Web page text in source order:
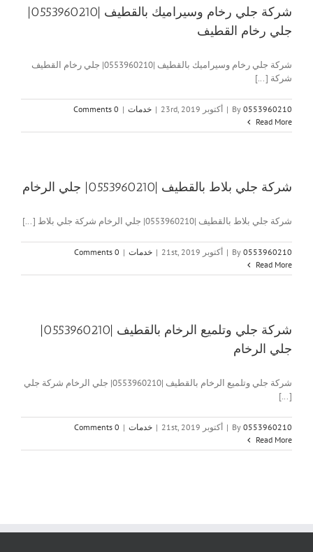
شركة جلي رخام وسيراميك بالقطيف |0553960210|
جلي رخام القطيف
شركة جلي رخام وسيراميك بالقطيف |0553960210| جلي رخام القطيف
شركة [...]
By 0553960210
| أكتوبر 23rd, 2019 | خدمات |
0 Comments
Read More
شركة جلي بلاط بالقطيف |0553960210| جلي الرخام
شركة جلي بلاط بالقطيف |0553960210| جلي الرخام شركة جلي بلاط [...]
By 0553960210
| أكتوبر 21st, 2019 | خدمات |
0 Comments
Read More
شركة جلي وتلميع الرخام بالقطيف |0553960210|
جلي الرخام
شركة جلي وتلميع الرخام بالقطيف |0553960210| جلي الرخام شركة جلي
[...]
By 0553960210
| أكتوبر 21st, 2019 | خدمات |
0 Comments
Read More